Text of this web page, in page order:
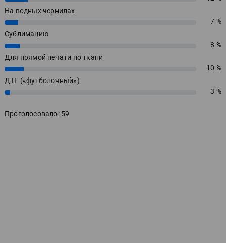
На водных чернилах
7%
7 %
Сублимацию
8%
8 %
Для прямой печати по ткани
10%
10 %
ДТГ («футболочный»)
3% 3 %
Проголосовало: 59